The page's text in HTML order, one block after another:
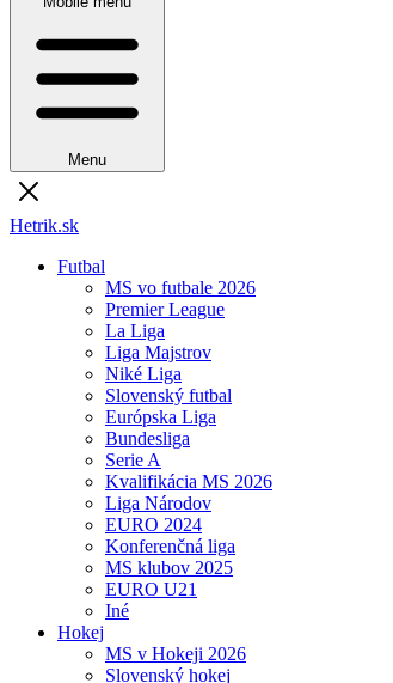
Menu
Hetrik.sk
Futbal
MS vo futbale 2026
Premier League
La Liga
Liga Majstrov
Niké Liga
Slovenský futbal
Európska Liga
Bundesliga
Serie A
Kvalifikácia MS 2026
Liga Národov
EURO 2024
Konferenčná liga
MS klubov 2025
EURO U21
Iné
Hokej
MS v Hokeji 2026
Slovenský hokej